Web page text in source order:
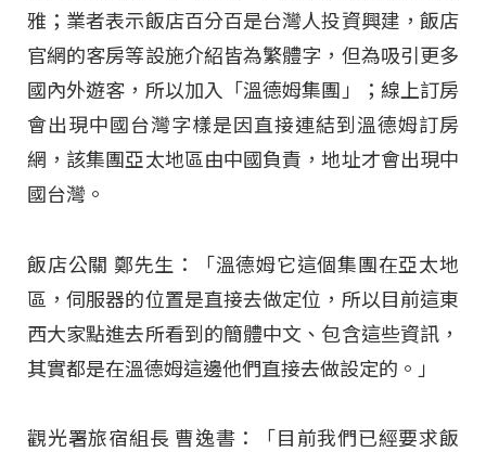
雅；業者表示飯店百分百是台灣人投資興建，飯店
官網的客房等設施介紹皆為繁體字，但為吸引更多
國內外遊客，所以加入「溫德姆集團」；線上訂房
會出現中國台灣字樣是因直接連結到溫德姆訂房
網，該集團亞太地區由中國負責，地址才會出現中
國台灣。
飯店公關 鄭先生：「溫德姆它這個集團在亞太地
區，伺服器的位置是直接去做定位，所以目前這東
西大家點進去所看到的簡體中文、包含這些資訊，
其實都是在溫德姆這邊他們直接去做設定的。」
觀光署旅宿組長 曹逸書：「目前我們已經要求飯